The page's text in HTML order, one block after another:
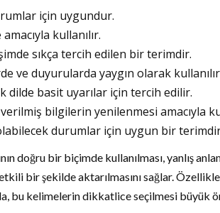
için uygundur.
kullanılır.
sıkça tercih edilen bir terimdir.
ve duyurularda yaygın olarak
dilde basit uyarılar için tercih edilir.
bilgilerin yenilenmesi amacıyla
durumlar için uygun bir
doğru bir biçimde kullanılması, yanlış
bir şekilde aktarılmasını sağlar.
bu kelimelerin dikkatlice seçilmesi büyük